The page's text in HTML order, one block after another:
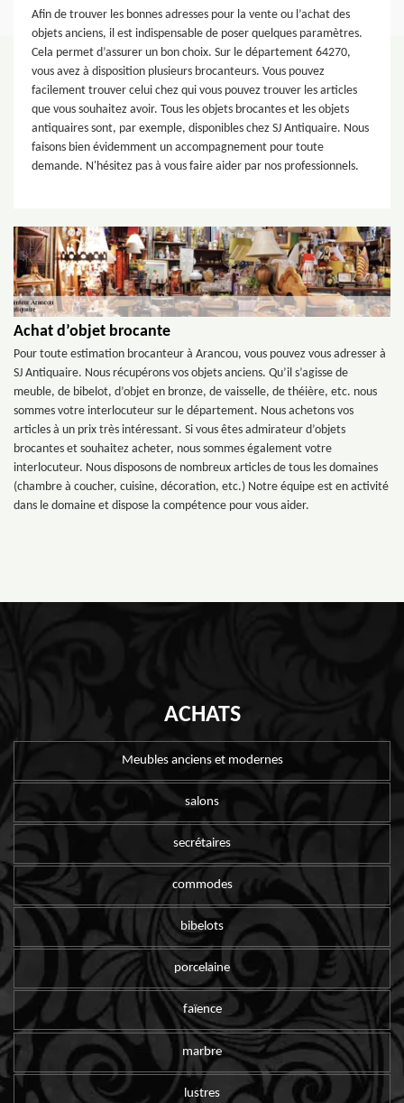
Afin de trouver les bonnes adresses pour la vente ou l’achat des
objets anciens, il est indispensable de poser quelques paramètres.
Cela permet d’assurer un bon choix. Sur le département 64270,
vous avez à disposition plusieurs brocanteurs. Vous pouvez
facilement trouver celui chez qui vous pouvez trouver les articles
que vous souhaitez avoir. Tous les objets brocantes et les objets
antiquaires sont, par exemple, disponibles chez SJ Antiquaire. Nous
faisons bien évidemment un accompagnement pour toute
demande. N'hésitez pas à vous faire aider par nos professionnels.
Achat d’objet brocante
Pour toute estimation brocanteur à Arancou, vous pouvez vous adresser à
SJ Antiquaire. Nous récupérons vos objets anciens. Qu’il s’agisse de
meuble, de bibelot, d’objet en bronze, de vaisselle, de théière, etc. nous
sommes votre interlocuteur sur le département. Nous achetons vos
articles à un prix très intéressant. Si vous êtes admirateur d’objets
brocantes et souhaitez acheter, nous sommes également votre
interlocuteur. Nous disposons de nombreux articles de tous les domaines
(chambre à coucher, cuisine, décoration, etc.) Notre équipe est en activité
dans le domaine et dispose la compétence pour vous aider.
ACHATS
Meubles anciens et modernes
salons
secrétaires
commodes
bibelots
porcelaine
faïence
marbre
lustres